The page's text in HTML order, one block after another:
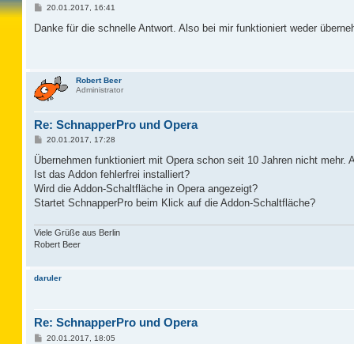
B
i
20.01.2017, 16:41
Danke für die schnelle Antwort. Also bei mir funktioniert weder
Robert Beer
Administrator
Re: SchnapperPro und Opera
B
i
r
a
20.01.2017, 17:28
Übernehmen funktioniert mit Opera schon seit 10 Jahren nicht mehr.
Ist das Addon fehlerfrei installiert?
Wird die Addon-Schaltfläche in Opera angezeigt?
Startet SchnapperPro beim Klick auf die Addon-Schaltfläche?
Viele Grüße aus Berlin
Robert Beer
daruler
Re: SchnapperPro und Opera
B20.01.2017, 18:05